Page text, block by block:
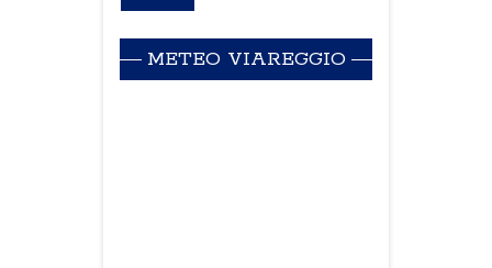
METEO VIAREGGIO